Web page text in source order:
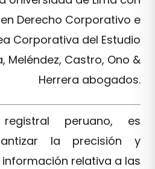
Derecho Corporativo e
Corporativa del Estudio
Meléndez, Castro, Ono &
Herrera abogados.
peruano, es
la precisión y
relativa a las